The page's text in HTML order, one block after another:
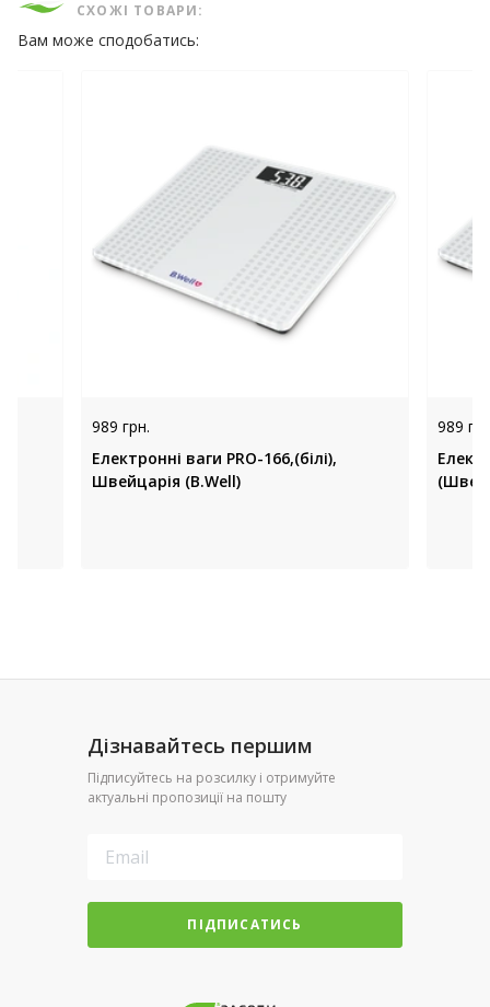
СХОЖІ ТОВАРИ:
Вам може сподобатись:
989 грн.
Електронні ваги PRO-166,(білі),
Швейцарія (B.Well)
989
Дізнавайтесь першим
Підписуйтесь на розсилку і отримуйте
актуальні пропозиції на пошту
ПІДПИСАТИСЬ